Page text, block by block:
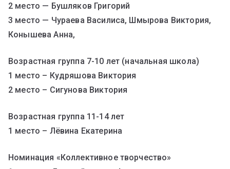
2 место — Бушляков Григорий
3 место — Чураева Василиса, Шмырова Виктория,
Конышева Анна,
Возрастная группа 7-10 лет (начальная школа)
1 место – Кудряшова Виктория
2 место – Сигунова Виктория
Возрастная группа 11-14 лет
1 место – Лёвина Екатерина
Номинация «Коллективное творчество»